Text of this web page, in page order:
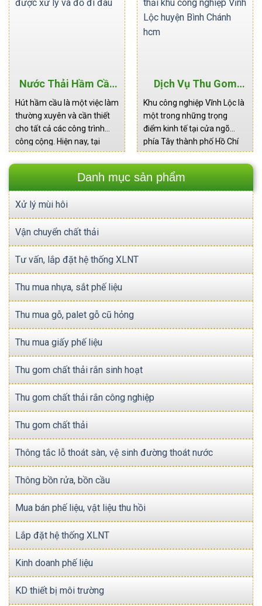
Danh mục sản phẩm
Xử lý mùi hôi
Vận chuyển chất thải
Tư vấn, lắp đặt hệ thống XLNT
Thu mua nhựa, sắt phế liệu
Thu mua gỗ, palet gỗ cũ hỏng
Thu mua giấy phế liệu
Thu gom chất thải rắn sinh hoạt
Thu gom chất thải rắn công nghiệp
Thu gom chất thải
Thông tắc lỗ thoát sàn, vệ sinh đường thoát nước
Thông bồn rửa, bồn cầu
Mua bán phế liệu, vật liệu thu hồi
Lắp đặt hệ thống XLNT
Kinh doanh phế liệu
KD thiết bị môi trường
thống thoát nước là nỗi lo
lúc dịch vụ hút hầm cầu
TPHCM trở thành giải pháp
tối ưu….
Nước Thải Hầm Cầu
Được Xử Lý Và Đổ Đi
Đâu
Hút hầm cầu là một việc làm
thường xuyên và cần thiết
cho tất cả các công trình
công cộng. Hiện nay, tại
Thành phố HCM nhu cầu
có rất nhiều công ty dịch vụ
vệ sinh môi trường, với hàng
trăm chiếc xe bồn chuyên
dùng hút chất…
Dịch Vụ Thu Gom
Chất Thải Khu Công
Nghiệp Vĩnh Lộc
Huyện Bình Chánh
Hcm
Khu công nghiệp Vĩnh Lộc là
một trong những trọng
điểm kinh tế tại cửa ngõ
phía Tây thành phố Hồ Chí
Minh, nơi tập trung hàng
đa ngành nghề. Sự phát
triển mạnh mẽ của hoạt
cũng kéo theo áp lực cực